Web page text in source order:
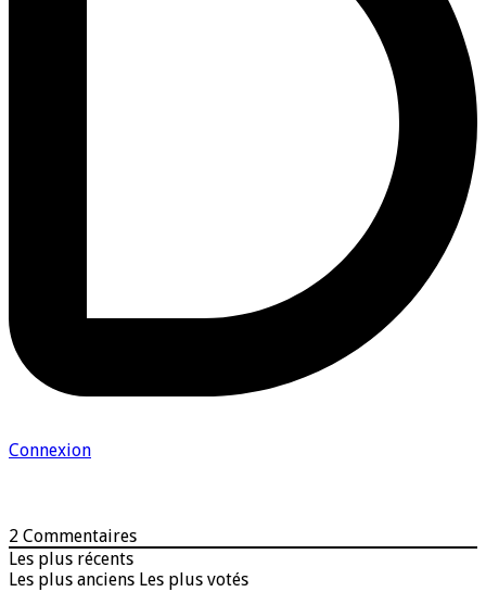
Connexion
2 Commentaires
Les plus récents
Les plus anciens Les plus votés